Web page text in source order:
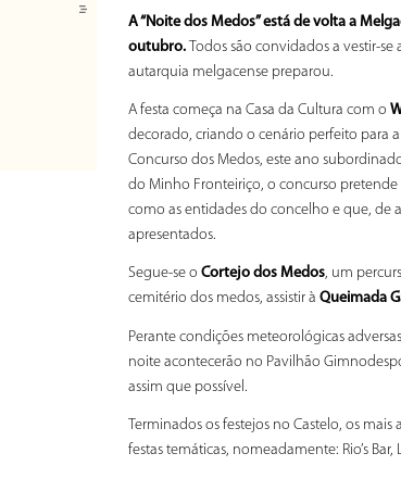
A “Noite dos Medos” está de volta a
outubro. Todos são convidados a vestir-
autarquia melgacense preparou.
A festa começa na Casa da Cultura com o
decorado, criando o cenário perfeito para
Concurso dos Medos, este ano
do Minho Fronteiriço, o concurso
como as entidades do concelho e que, de
apresentados.
Segue-se o Cortejo dos Medos, um
cemitério dos medos, assistir à Queimada
Perante condições meteorológicas
noite acontecerão no Pavilhão
assim que possível.
Terminados os festejos no Castelo, os
festas temáticas, nomeadamente: Rio’s Bar,